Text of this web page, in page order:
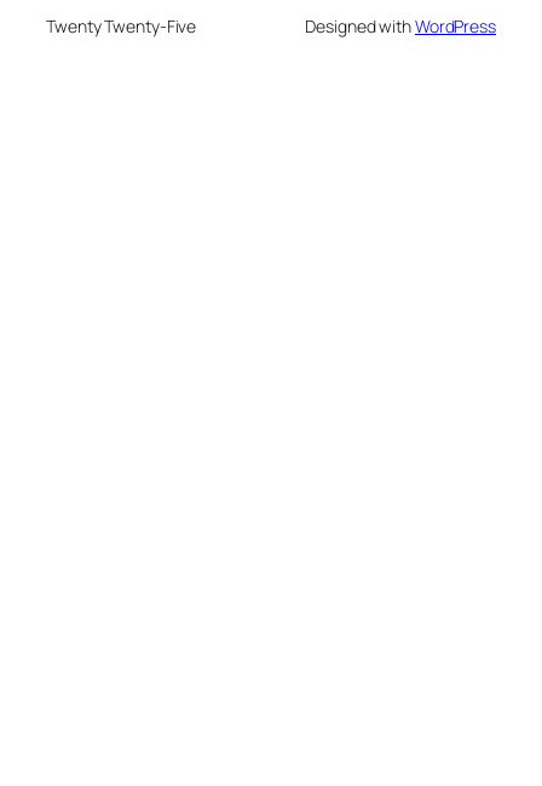
Twenty Twenty-Five Designed withWordPress